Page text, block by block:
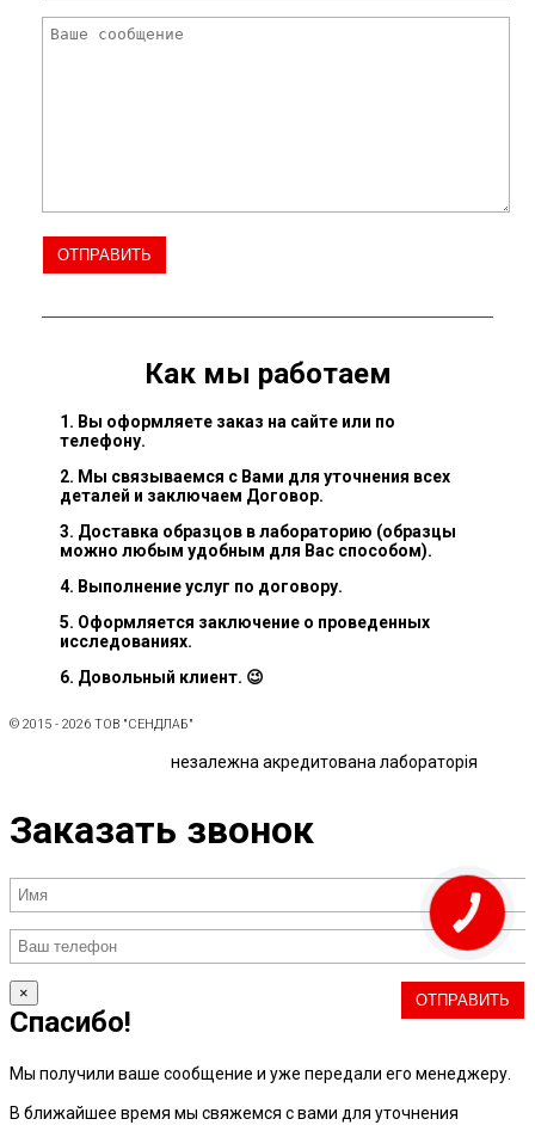
Как мы работаем
1. Вы оформляете заказ на сайте или по
телефону.
2. Мы связываемся с Вами для уточнения всех
деталей и заключаем Договор.
3. Доставка образцов в лабораторию (образцы
можно любым удобным для Вас способом).
4. Выполнение услуг по договору.
5. Оформляется заключение о проведенных
исследованиях.
6. Довольный клиент. 😉
© 2015 - 2026 ТОВ "СЕНДЛАБ"
незалежна акредитована лабораторія
Заказать звонок
×
Спасибо!
Мы получили ваше сообщение и уже передали его менеджеру.
В ближайшее время мы свяжемся с вами для уточнения
КНОПКА
ЗВ'ЯЗКУ